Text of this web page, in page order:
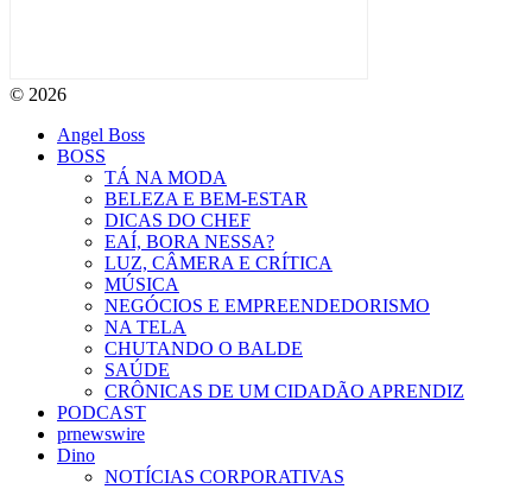
© 2026
Angel Boss
BOSS
TÁ NA MODA
BELEZA E BEM-ESTAR
DICAS DO CHEF
EAÍ, BORA NESSA?
LUZ, CÂMERA E CRÍTICA
MÚSICA
NEGÓCIOS E EMPREENDEDORISMO
NA TELA
CHUTANDO O BALDE
SAÚDE
CRÔNICAS DE UM CIDADÃO APRENDIZ
PODCAST
prnewswire
Dino
NOTÍCIAS CORPORATIVAS